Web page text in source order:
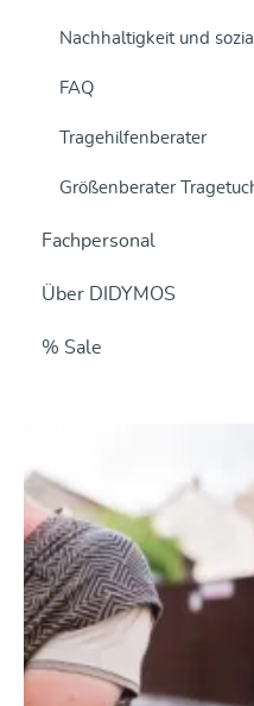
Nachhaltigkeit und
FAQ
Tragehilfenberater
Größenberater
Fachpersonal
Über DIDYMOS
% Sale